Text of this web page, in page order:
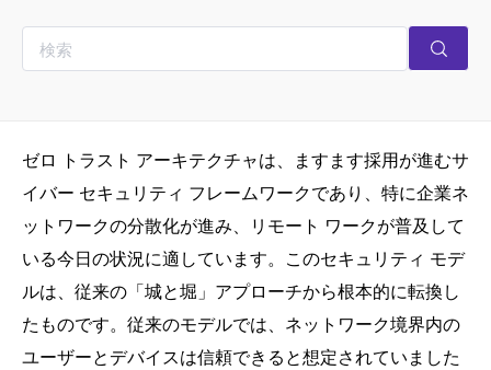
ゼロ トラスト アーキテクチャは、ますます採用が進むサ
イバー セキュリティ フレームワークであり、特に企業ネ
ットワークの分散化が進み、リモート ワークが普及して
いる今日の状況に適しています。このセキュリティ モデ
ルは、従来の「城と堀」アプローチから根本的に転換し
たものです。従来のモデルでは、ネットワーク境界内の
ユーザーとデバイスは信頼できると想定されていました